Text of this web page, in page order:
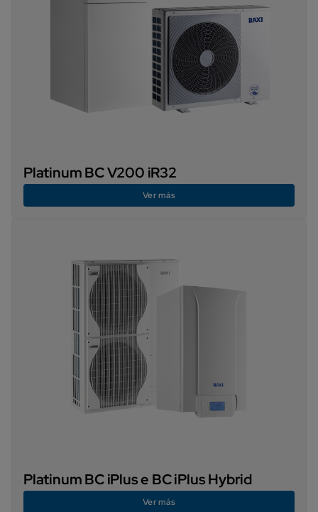
Platinum BC V200 iR32
Ver más
Platinum BC iPlus e BC iPlus Hybrid
Ver más